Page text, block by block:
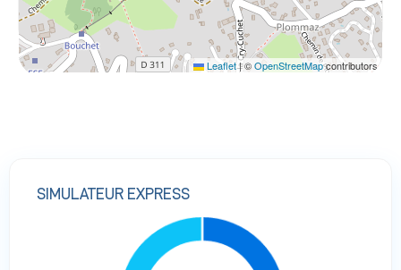
Leaflet|©OpenStreetMapcontributors
SIMULATEUR EXPRESS